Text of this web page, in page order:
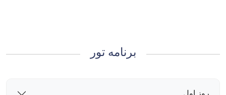
برنامه تور